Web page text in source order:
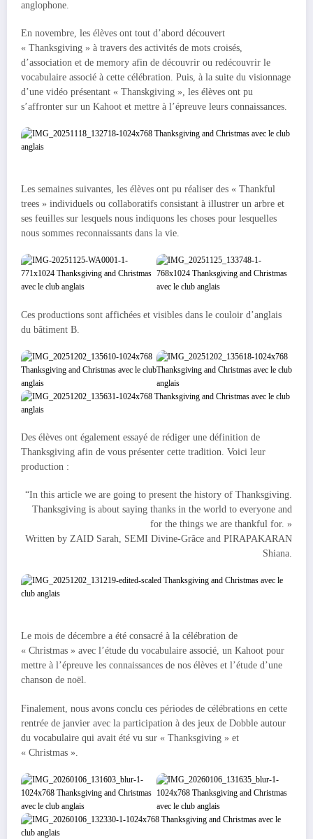
anglophone.
En novembre, les élèves ont tout d’abord découvert
« Thanksgiving » à travers des activités de mots croisés,
d’association et de memory afin de découvrir ou redécouvrir le
vocabulaire associé à cette célébration. Puis, à la suite du visionnage
d’une vidéo présentant « Thanskgiving », les élèves ont pu
s’affronter sur un Kahoot et mettre à l’épreuve leurs connaissances.
Les semaines suivantes, les élèves ont pu réaliser des « Thankful
trees » individuels ou collaboratifs consistant à illustrer un arbre et
ses feuilles sur lesquels nous indiquons les choses pour lesquelles
nous sommes reconnaissants dans la vie.
Ces productions sont affichées et visibles dans le couloir d’anglais
du bâtiment B.
Des élèves ont également essayé de rédiger une définition de
Thanksgiving afin de vous présenter cette tradition. Voici leur
production :
“In this article we are going to present the history of Thanksgiving.
Thanksgiving is about saying thanks in the world to everyone and
for the things we are thankful for. »
Written by ZAID Sarah, SEMI Divine-Grâce and PIRAPAKARAN
Shiana.
Le mois de décembre a été consacré à la célébration de
« Christmas » avec l’étude du vocabulaire associé, un Kahoot pour
mettre à l’épreuve les connaissances de nos élèves et l’étude d’une
chanson de noël.
Finalement, nous avons conclu ces périodes de célébrations en cette
rentrée de janvier avec la participation à des jeux de Dobble autour
du vocabulaire qui avait été vu sur « Thanksgiving » et
« Christmas ».